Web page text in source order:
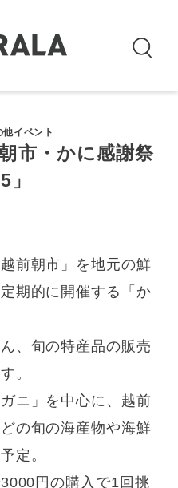
他イベント
市・かに感謝祭
」
前朝市」を地元の鮮
期的に開催する「か
、旬の特産品の販売
。
ニ」を中心に、越前
の旬の海産物や海鮮
定。
円の購入で1回挑